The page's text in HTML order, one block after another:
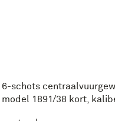
6-schots
model 1891/38 kort,